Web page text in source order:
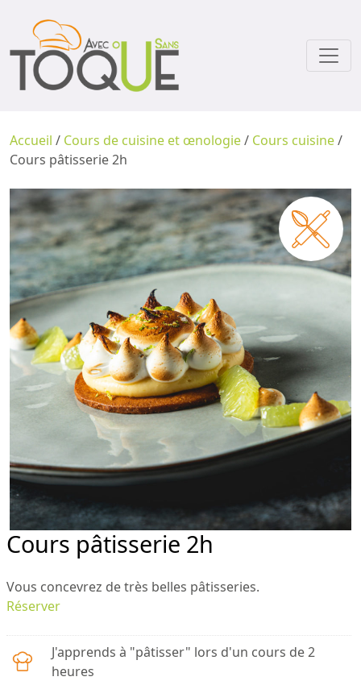
Accueil / Cours de cuisine et œnologie/ Cours cuisine/
Cours pâtisserie 2h
Cours pâtisserie 2h
Vous concevrez de très belles pâtisseries.
Réserver
J'apprends à "pâtisser" lors d'un cours de 2
heures